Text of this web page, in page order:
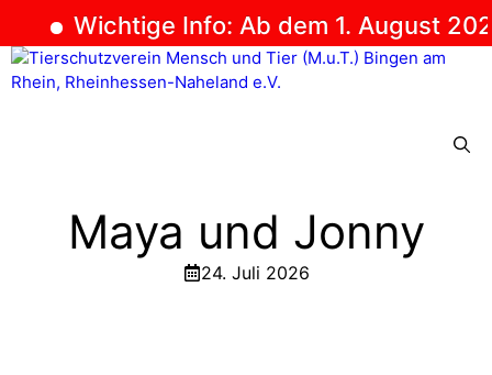
Wichtige Info: Ab dem 1. August
Zum
Inhalt
Maya und Jonny
24. Juli 2026